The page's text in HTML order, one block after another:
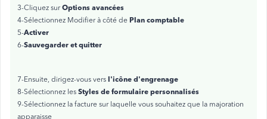
3-Cliquez surOptions avancées
4-Sélectionnez Modifier à côté de Plan comptable
5-Activer
6-Sauvegarder et quitter
7-Ensuite, dirigez-vous vers l'icône d'engrenage
8-Sélectionnez les Styles de formulaire personnalisés
9-Sélectionnez la facture sur laquelle vous souhaitez que la majoration
apparaisse